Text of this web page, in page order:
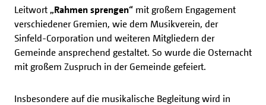
Leitwort „Rahmen sprengen“ mit großem Engagement
verschiedener Gremien, wie dem Musikverein, der
Sinfeld-Corporation und weiteren Mitgliedern der
Gemeinde ansprechend gestaltet. So wurde die Osternacht
mit großem Zuspruch in der Gemeinde gefeiert.
Insbesondere auf die musikalische Begleitung wird in